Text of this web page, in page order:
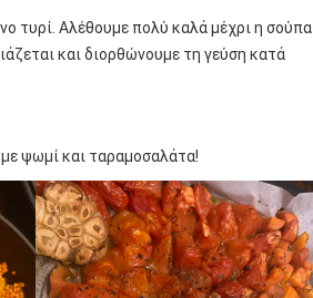
τυρί. Αλέθουμε πολύ καλά μέχρι η σούπα
και διορθώνουμε τη γεύση κατά
με ψωμί και ταραμοσαλάτα!